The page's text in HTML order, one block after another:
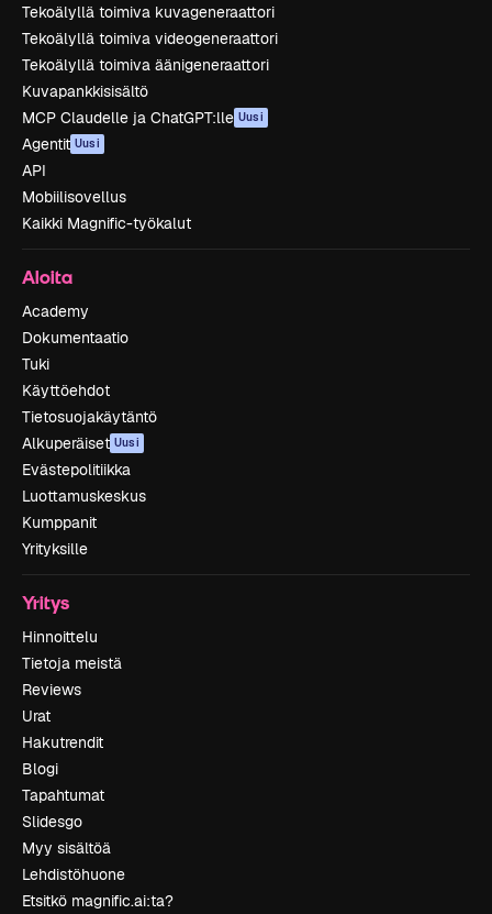
Tekoälyllä toimiva kuvageneraattori
Tekoälyllä toimiva videogeneraattori
Tekoälyllä toimiva äänigeneraattori
Kuvapankkisisältö
MCP Claudelle ja ChatGPT:lle Uusi
Agentit Uusi
API
Mobiilisovellus
Kaikki Magnific-työkalut
Aloita
Academy
Dokumentaatio
Tuki
Käyttöehdot
Tietosuojakäytäntö
Alkuperäiset Uusi
Evästepolitiikka
Luottamuskeskus
Kumppanit
Yrityksille
Yritys
Hinnoittelu
Tietoja meistä
Reviews
Urat
Hakutrendit
Blogi
Tapahtumat
Slidesgo
Myy sisältöä
Lehdistöhuone
Etsitkö magnific.ai:ta?